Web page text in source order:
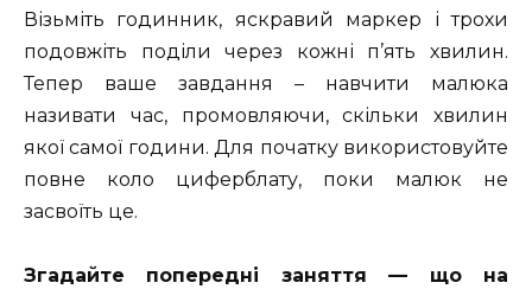
Візьміть годинник, яскравий маркер і трохи
подовжіть поділи через кожні п’ять хвилин.
Тепер ваше завдання – навчити малюка
називати час, промовляючи, скільки хвилин
якої самої години. Для початку використовуйте
повне коло циферблату, поки малюк не
засвоїть це.
Згадайте попередні заняття — що на